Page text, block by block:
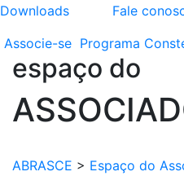
Downloads
Fale
Associe-se Programa
espaço do
ABRASCE > Espaço do